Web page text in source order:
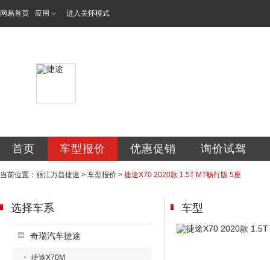
网易首页 应用 进入关怀模式
首页 车型报价 优惠促销 询价试驾
当前位置： 丽江万昌捷途 > 车型报价 > 捷途X70 2020款 1.5T MT畅行版 5座
选择车系
奇瑞汽车捷途
捷途X70M
车型